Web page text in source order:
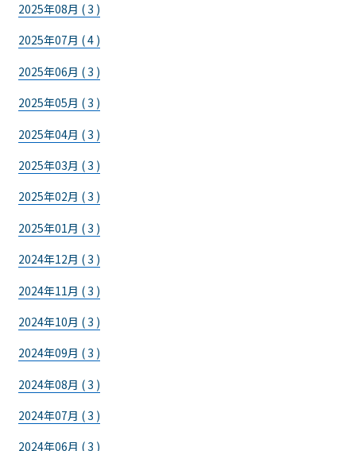
2025年08月 ( 3 )
2025年07月 ( 4 )
2025年06月 ( 3 )
2025年05月 ( 3 )
2025年04月 ( 3 )
2025年03月 ( 3 )
2025年02月 ( 3 )
2025年01月 ( 3 )
2024年12月 ( 3 )
2024年11月 ( 3 )
2024年10月 ( 3 )
2024年09月 ( 3 )
2024年08月 ( 3 )
2024年07月 ( 3 )
2024年06月 ( 3 )